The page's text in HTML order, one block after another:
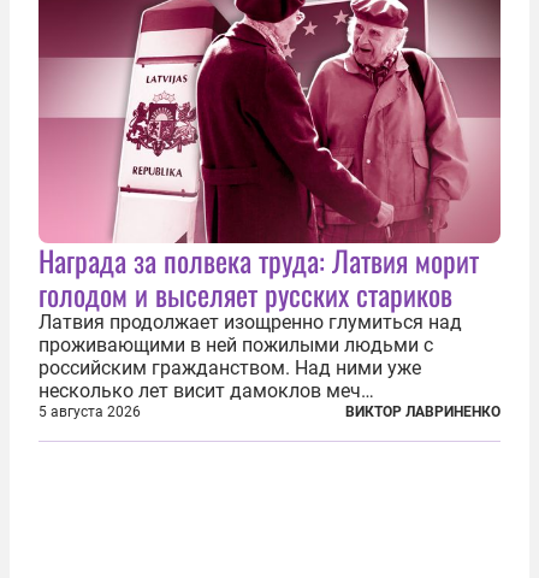
Награда за полвека труда: Латвия морит
голодом и выселяет русских стариков
Латвия продолжает изощренно глумиться над
проживающими в ней пожилыми людьми с
российским гражданством. Над ними уже
несколько лет висит дамоклов меч
насильственного выдворения. Некоторых уже
депортировали, а многие уехали сами, не
5 августа 2026 ВИКТОР ЛАВРИНЕНКО